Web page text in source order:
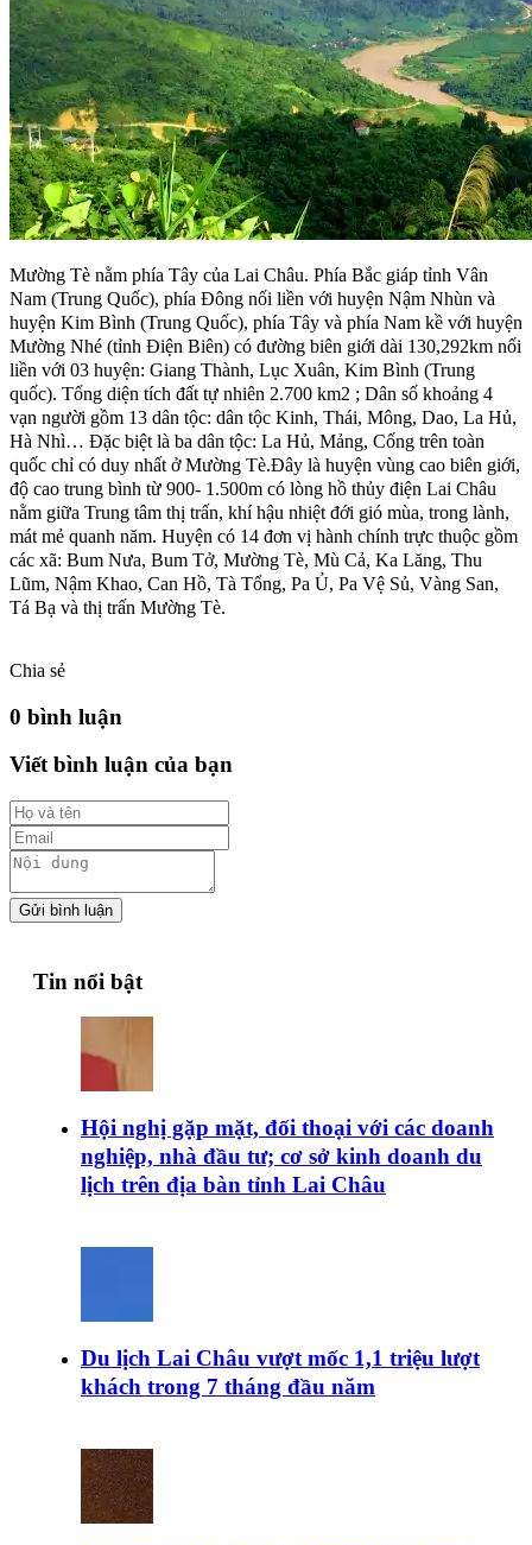
Mường Tè nằm phía Tây của Lai Châu. Phía Bắc giáp tỉnh Vân
Nam (Trung Quốc), phía Đông nối liền với huyện Nậm Nhùn và
huyện Kim Bình (Trung Quốc), phía Tây và phía Nam kề với huyện
Mường Nhé (tỉnh Điện Biên) có đường biên giới dài 130,292km nối
liền với 03 huyện: Giang Thành, Lục Xuân, Kim Bình (Trung
quốc). Tổng diện tích đất tự nhiên 2.700 km2 ; Dân số khoảng 4
vạn người gồm 13 dân tộc: dân tộc Kinh, Thái, Mông, Dao, La Hủ,
Hà Nhì… Đặc biệt là ba dân tộc: La Hủ, Mảng, Cống trên toàn
quốc chỉ có duy nhất ở Mường Tè.Đây là huyện vùng cao biên giới,
độ cao trung bình từ 900- 1.500m có lòng hồ thủy điện Lai Châu
nằm giữa Trung tâm thị trấn, khí hậu nhiệt đới gió mùa, trong lành,
mát mẻ quanh năm. Huyện có 14 đơn vị hành chính trực thuộc gồm
các xã: Bum Nưa, Bum Tở, Mường Tè, Mù Cả, Ka Lăng, Thu
Lũm, Nậm Khao, Can Hồ, Tà Tổng, Pa Ủ, Pa Vệ Sủ, Vàng San,
Tá Bạ và thị trấn Mường Tè.
Chia sẻ
0 bình luận
Viết bình luận của bạn
Gửi bình luận
Tin nổi bật
Hội nghị gặp mặt, đối thoại với các doanh
nghiệp, nhà đầu tư; cơ sở kinh doanh du
lịch trên địa bàn tỉnh Lai Châu
Du lịch Lai Châu vượt mốc 1,1 triệu lượt
khách trong 7 tháng đầu năm